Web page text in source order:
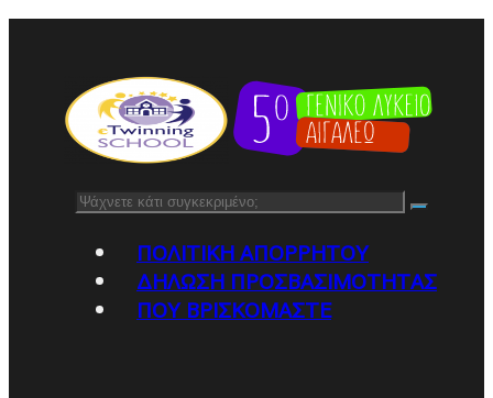
Αναζήτηση
ΠΟΛΙΤΙΚΉ ΑΠΟΡΡΉΤΟΥ
ΔΉΛΩΣΗ ΠΡΟΣΒΑΣΙΜΌΤΗΤΑΣ
ΠΟΥ ΒΡΙΣΚΌΜΑΣΤΕ